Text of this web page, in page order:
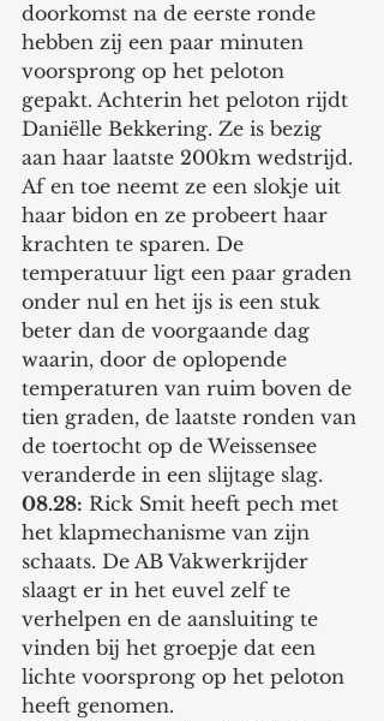
doorkomst na de eerste ronde
hebben zij een paar minuten
voorsprong op het peloton
gepakt. Achterin het peloton rijdt
Daniëlle Bekkering. Ze is bezig
aan haar laatste 200km wedstrijd.
Af en toe neemt ze een slokje uit
haar bidon en ze probeert haar
krachten te sparen. De
temperatuur ligt een paar graden
onder nul en het ijs is een stuk
beter dan de voorgaande dag
waarin, door de oplopende
temperaturen van ruim boven de
tien graden, de laatste ronden van
de toertocht op de Weissensee
veranderde in een slijtage slag.
08.28: Rick Smit heeft pech met
het klapmechanisme van zijn
schaats. De AB Vakwerkrijder
slaagt er in het euvel zelf te
verhelpen en de aansluiting te
vinden bij het groepje dat een
lichte voorsprong op het peloton
heeft genomen.